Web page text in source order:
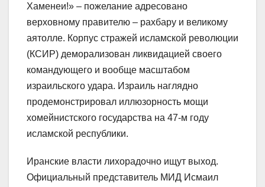
Хаменеи!» – пожелание адресовано
верховному правителю – рахбару и великому
аятолле. Корпус стражей исламской революции
(КСИР) деморализован ликвидацией своего
командующего и вообще масштабом
израильского удара. Израиль наглядно
продемонстрировал иллюзорность мощи
хомейнистского государства на 47-м году
исламской республики.
Иранские власти лихорадочно ищут выход.
Официальный представитель МИД Исмаил